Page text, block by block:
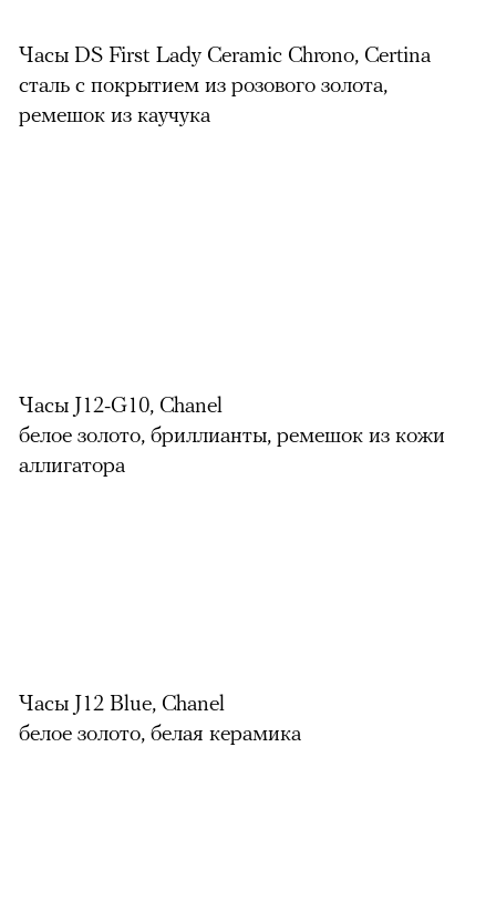
Часы DS First Lady Ceramic Chrono, Certina
сталь с покрытием из розового золота,
ремешок из каучука
Часы J12-G10, Chanel
белое золото, бриллианты, ремешок из кожи
аллигатора
Часы J12 Blue, Chanel
белое золото, белая керамика